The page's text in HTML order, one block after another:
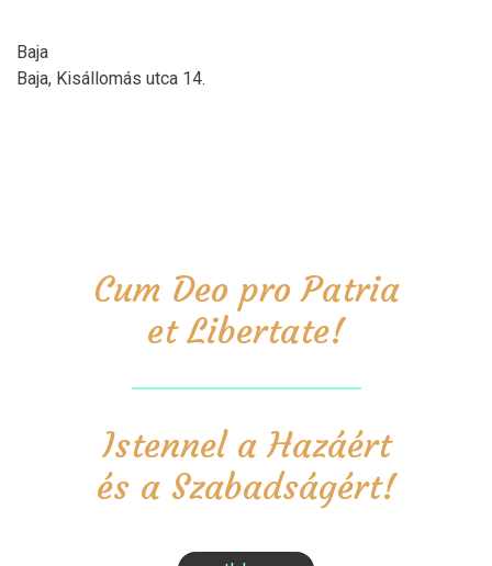
Baja
Baja, Kisállomás utca 14.
Cum Deo pro Patria
et Libertate!
Istennel a Hazáért
és a Szabadságért!